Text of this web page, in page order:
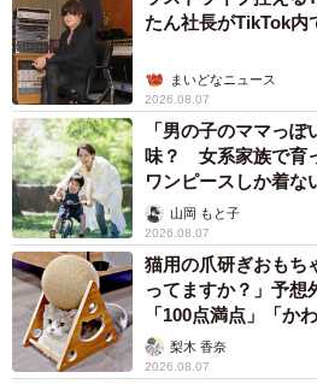
たん社長がTikTok内
まいどなニュース
2026.08.07
「男の子のママっ
味？ 女系家族で育
ワンピースしか着
へんが…
山岡 もと子
2026.08.07
猫用の爪研ぎおも
ってますか？」予
「100点満点」「か
梨木 香奈
2026.08.07